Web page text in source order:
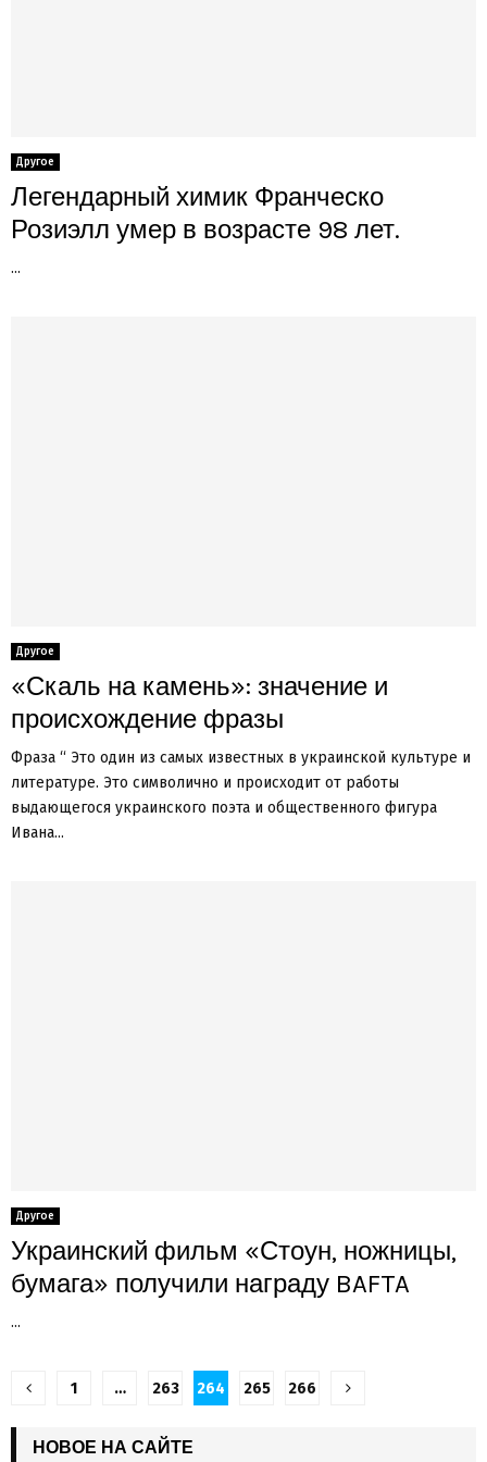
Другое
Легендарный химик Франческо
Розиэлл умер в возрасте 98 лет.
...
Другое
«Скаль на камень»: значение и
происхождение фразы
Фраза “ Это один из самых известных в украинской культуре и
литературе. Это символично и происходит от работы
выдающегося украинского поэта и общественного фигура
Ивана...
Другое
Украинский фильм «Стоун, ножницы,
бумага» получили награду BAFTA
...
Пагинация
записей
1 … 263 264 265 266
НОВОЕ НА САЙТЕ